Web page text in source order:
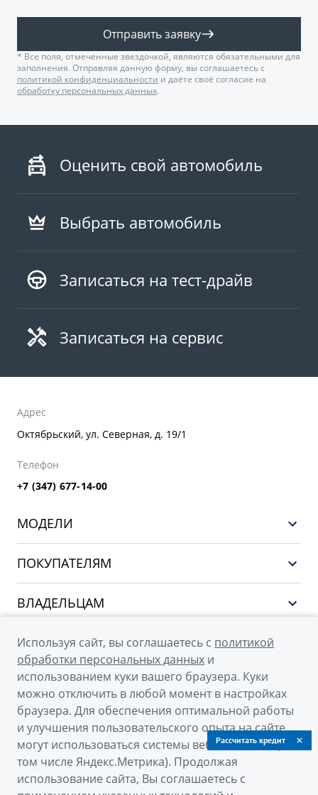
Отправить заявку
* Все поля, отмеченные звездочкой, являются обязательными для
заполнения. Отправляя данную форму, вы соглашаетесь с
политикой конфиденциальности и даёте своё согласие на
обработку персональных данных.
Оценить свой автомобиль
Выбрать автомобиль
Записаться на тест-драйв
Записаться на сервис
Адрес
Октябрьский, ул. Северная, д. 19/1
Телефон
+7 (347) 677-14-00
МОДЕЛИ
CITYRAY
OKAVANGO
MONJARO
Архивные модели
ПОКУПАТЕЛЯМ
Финансы и услуги
ВЛАДЕЛЬЦАМ
Поддержка
О КОМПАНИИ
О бренде GEELY
О дилерском центре
Новости
Наша команда
Правовая информация
© 2026
Официальный сайт Geely в России
Политика обработки персональных данных
Используя сайт, вы соглашаетесь с политикой
обработки персональных данных и
использованием куки вашего браузера. Куки
можно отключить в любой момент в настройках
браузера. Для обеспечения оптимальной работы
и улучшения пользовательского опыта на сайте
могут использоваться системы веб-аналитики (в
том числе Яндекс.Метрика). Продолжая
использование сайта, Вы соглашаетесь с
Рассчитать кредит